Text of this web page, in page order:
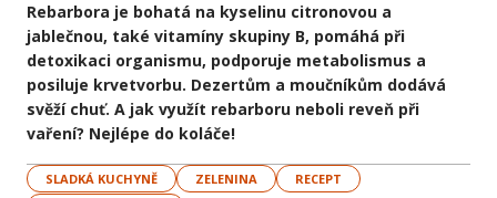
Rebarbora je bohatá na kyselinu citronovou a
jablečnou, také vitamíny skupiny B, pomáhá při
detoxikaci organismu, podporuje metabolismus a
posiluje krvetvorbu. Dezertům a moučníkům dodává
svěží chuť. A jak využít rebarboru neboli reveň při
vaření? Nejlépe do koláče!
SLADKÁ KUCHYNĚ ZELENINA
RECEPT